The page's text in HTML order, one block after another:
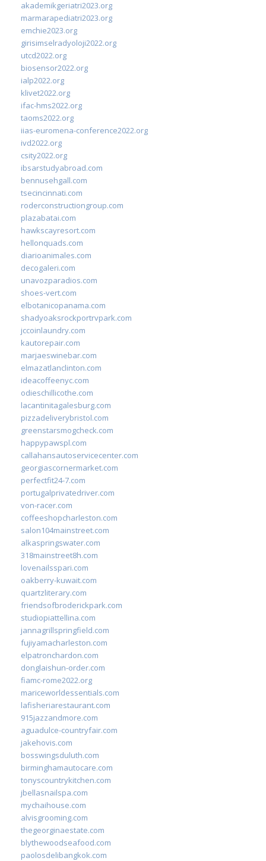
akademikgeriatri2023.org
marmarapediatri2023.org
emchie2023.org
girisimselradyoloji2022.org
utcd2022.org
biosensor2022.org
ialp2022.org
klivet2022.org
ifac-hms2022.org
taoms2022.org
iias-euromena-conference2022.org
ivd2022.org
csity2022.org
ibsarstudyabroad.com
bennusehgall.com
tsecincinnati.com
roderconstructiongroup.com
plazabatai.com
hawkscayresort.com
hellonquads.com
diarioanimales.com
decogaleri.com
unavozparadios.com
shoes-vert.com
elbotanicopanama.com
shadyoaksrockportrvpark.com
jccoinlaundry.com
kautorepair.com
marjaeswinebar.com
elmazatlanclinton.com
ideacoffeenyc.com
odieschillicothe.com
lacantinitagalesburg.com
pizzadeliverybristol.com
greenstarsmogcheck.com
happypawspl.com
callahansautoservicecenter.com
georgiascornermarket.com
perfectfit24-7.com
portugalprivatedriver.com
von-racer.com
coffeeshopcharleston.com
salon104mainstreet.com
alkaspringswater.com
318mainstreet8h.com
lovenailsspari.com
oakberry-kuwait.com
quartzliterary.com
friendsofbroderickpark.com
studiopiattellina.com
jannagrillspringfield.com
fujiyamacharleston.com
elpatronchardon.com
donglaishun-order.com
fiamc-rome2022.org
mariceworldessentials.com
lafisheriarestaurant.com
915jazzandmore.com
aguadulce-countryfair.com
jakehovis.com
bosswingsduluth.com
birminghamautocare.com
tonyscountrykitchen.com
jbellasnailspa.com
mychaihouse.com
alvisgrooming.com
thegeorginaestate.com
blythewoodseafood.com
paolosdelibangkok.com